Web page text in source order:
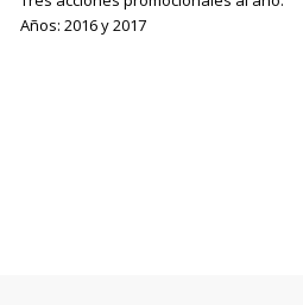
Años: 2016 y 2017